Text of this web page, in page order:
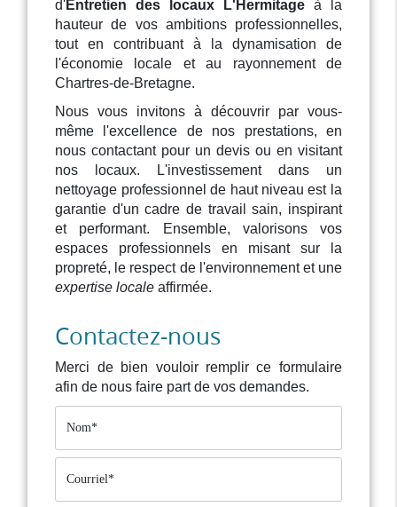
d'Entretien des locaux L'Hermitageà la
hauteur de vos ambitions professionnelles,
tout en contribuant à la dynamisation de
l'économie locale et au rayonnement de
Chartres-de-Bretagne.
Nous vous invitons à découvrir par vous-
même l'excellence de nos prestations, en
nous contactant pour un devis ou en visitant
nos locaux. L'investissement dans un
nettoyage professionnel de haut niveau est la
garantie d'un cadre de travail sain, inspirant
et performant. Ensemble, valorisons vos
espaces professionnels en misant sur la
propreté, le respect de l'environnement et une
expertise locale affirmée.
Contactez-nous
Merci de bien vouloir remplir ce formulaire
afin de nous faire part de vos demandes.